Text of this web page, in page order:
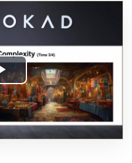
Play
Video